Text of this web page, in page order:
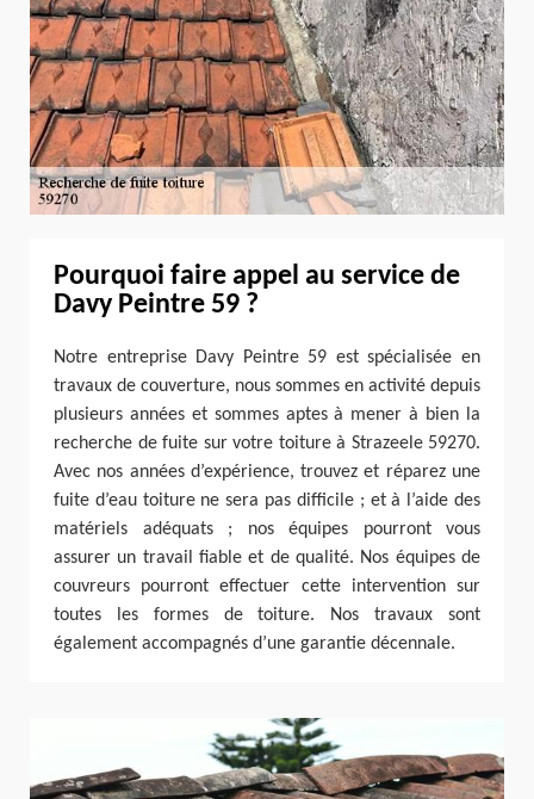
Pourquoi faire appel au service de
Davy Peintre 59 ?
Notre entreprise Davy Peintre 59 est spécialisée en
travaux de couverture, nous sommes en activité depuis
plusieurs années et sommes aptes à mener à bien la
recherche de fuite sur votre toiture à Strazeele 59270.
Avec nos années d’expérience, trouvez et réparez une
fuite d’eau toiture ne sera pas difficile ; et à l’aide des
matériels adéquats ; nos équipes pourront vous
assurer un travail fiable et de qualité. Nos équipes de
couvreurs pourront effectuer cette intervention sur
toutes les formes de toiture. Nos travaux sont
également accompagnés d’une garantie décennale.